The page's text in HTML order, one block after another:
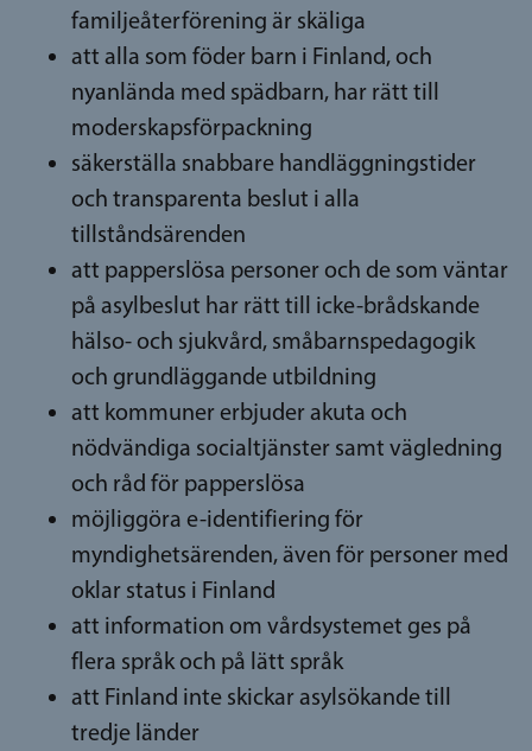
familjeåterförening är skäliga
att alla som föder barn i Finland, och
nyanlända med spädbarn, har rätt till
moderskapsförpackning
säkerställa snabbare handläggningstider
och transparenta beslut i alla
tillståndsärenden
att papperslösa personer och de som väntar
på asylbeslut har rätt till icke-brådskande
hälso- och sjukvård, småbarnspedagogik
och grundläggande utbildning
att kommuner erbjuder akuta och
nödvändiga socialtjänster samt vägledning
och råd för papperslösa
möjliggöra e-identifiering för
myndighetsärenden, även för personer med
oklar status i Finland
att information om vårdsystemet ges på
flera språk och på lätt språk
att Finland inte skickar asylsökande till
tredje länder